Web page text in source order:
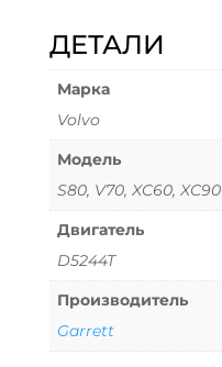
ДЕТАЛИ
Марка
Volvo
Модель
S80, V70, XC60, XC90
Двигатель
D5244T
Производитель
Garrett